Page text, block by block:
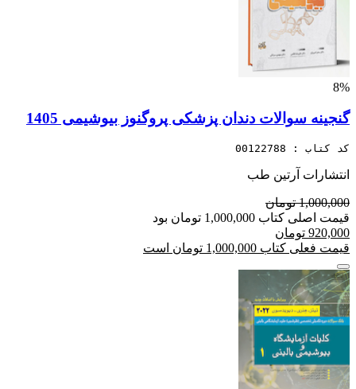
8%
گنجینه سوالات دندان پزشکی پروگنوز بیوشیمی 1405
کد کتاب : 00122788
انتشارات آرتین طب
1,000,000 تومان
قیمت اصلی کتاب 1,000,000 تومان بود
920,000 تومان
قیمت فعلی کتاب 1,000,000 تومان است